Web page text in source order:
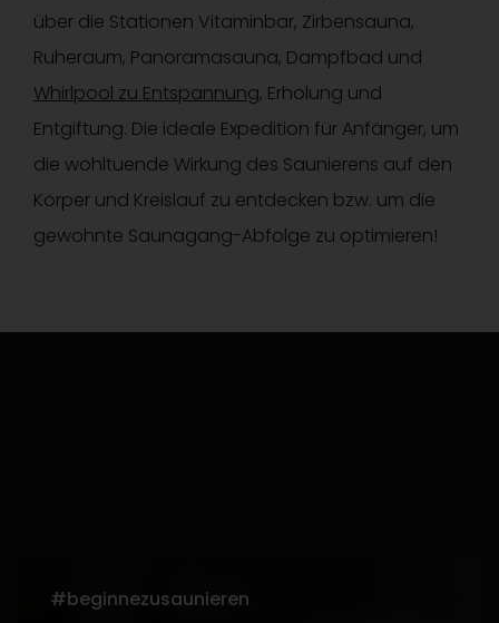
über die Stationen Vitaminbar, Zirbensauna,
Ruheraum, Panoramasauna, Dampfbad und
Whirlpool zu Entspannung, Erholung und
Entgiftung. Die ideale Expedition für Anfänger, um
die wohltuende Wirkung des Saunierens auf den
Körper und Kreislauf zu entdecken bzw. um die
gewohnte Saunagang-Abfolge zu optimieren!
#beginnezusaunieren